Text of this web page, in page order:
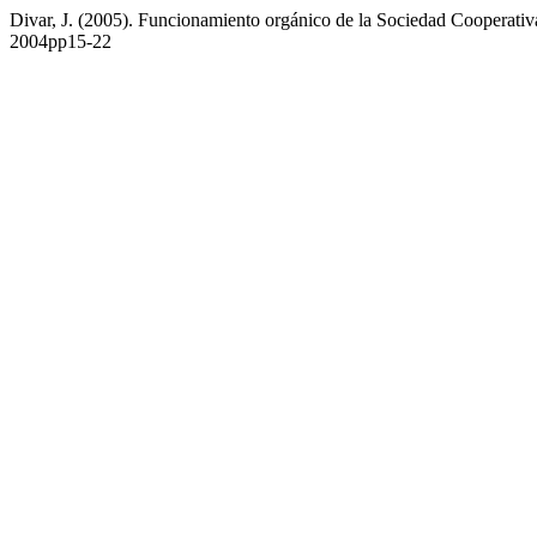
Divar, J. (2005). Funcionamiento orgánico de la Sociedad
2004pp15-22